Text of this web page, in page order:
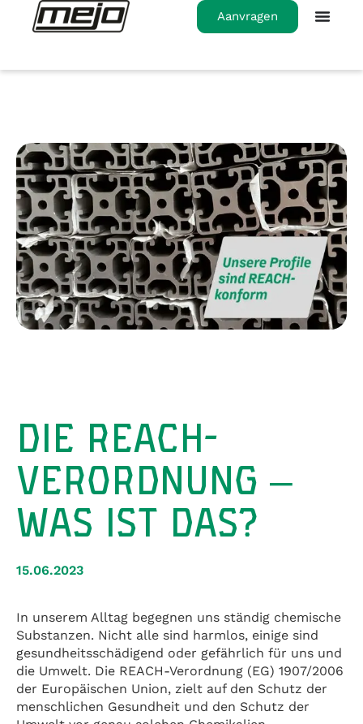
Aanvragen
DIE REACH-
VERORDNUNG –
WAS IST DAS?
15.06.2023
In unserem Alltag begegnen uns ständig chemische
Substanzen. Nicht alle sind harmlos, einige sind
gesundheitsschädigend oder gefährlich für uns und
die Umwelt. Die REACH-Verordnung (EG) 1907/2006
der Europäischen Union, zielt auf den Schutz der
menschlichen Gesundheit und den Schutz der